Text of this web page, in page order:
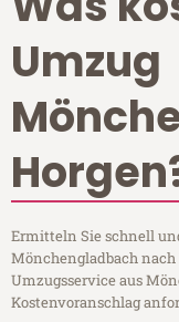
Umzug
Ermitteln Sie schnell
Mönchengladbach
Umzugsservice aus
Kostenvoranschlag